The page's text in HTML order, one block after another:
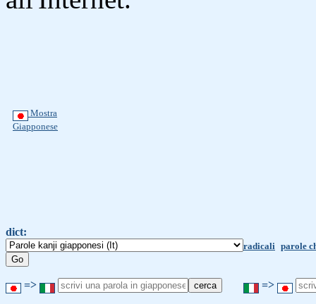
Mostra
Giapponese
dict:
radicali parole
=> =>